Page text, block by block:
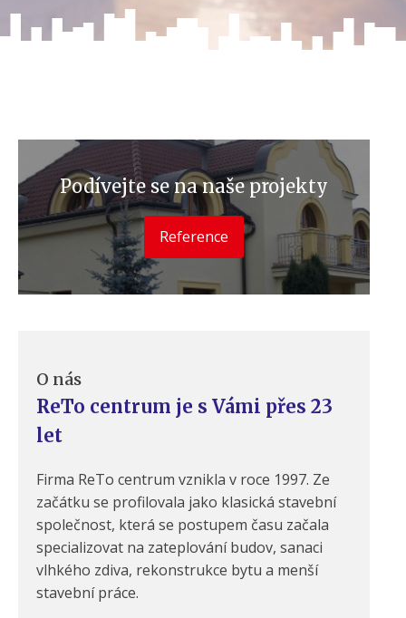
Podívejte se na naše projekty
Reference
O nás
ReTo centrum je s Vámi přes 23
let
Firma ReTo centrum vznikla v roce 1997. Ze
začátku se profilovala jako klasická stavební
společnost, která se postupem času začala
specializovat na zateplování budov, sanaci
vlhkého zdiva, rekonstrukce bytu a menší
stavební práce.